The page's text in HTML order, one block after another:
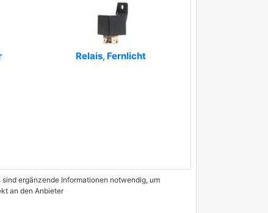
Relais, Fernlicht
ergänzende Informationen notwendig, um
an den Anbieter